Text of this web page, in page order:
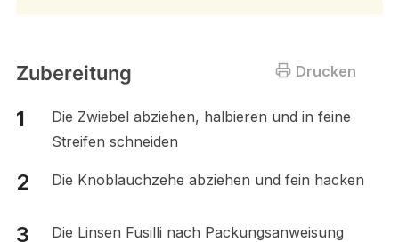
Drucken
Zubereitung
Die Zwiebel abziehen, halbieren und in feine
Streifen schneiden
Die Knoblauchzehe abziehen und fein hacken
Die Linsen Fusilli nach Packungsanweisung